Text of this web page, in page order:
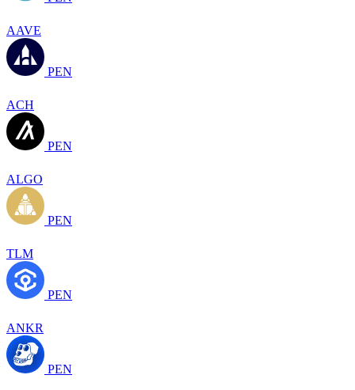
AAVE
PEN
ACH
PEN
ALGO
PEN
TLM
PEN
ANKR
PEN